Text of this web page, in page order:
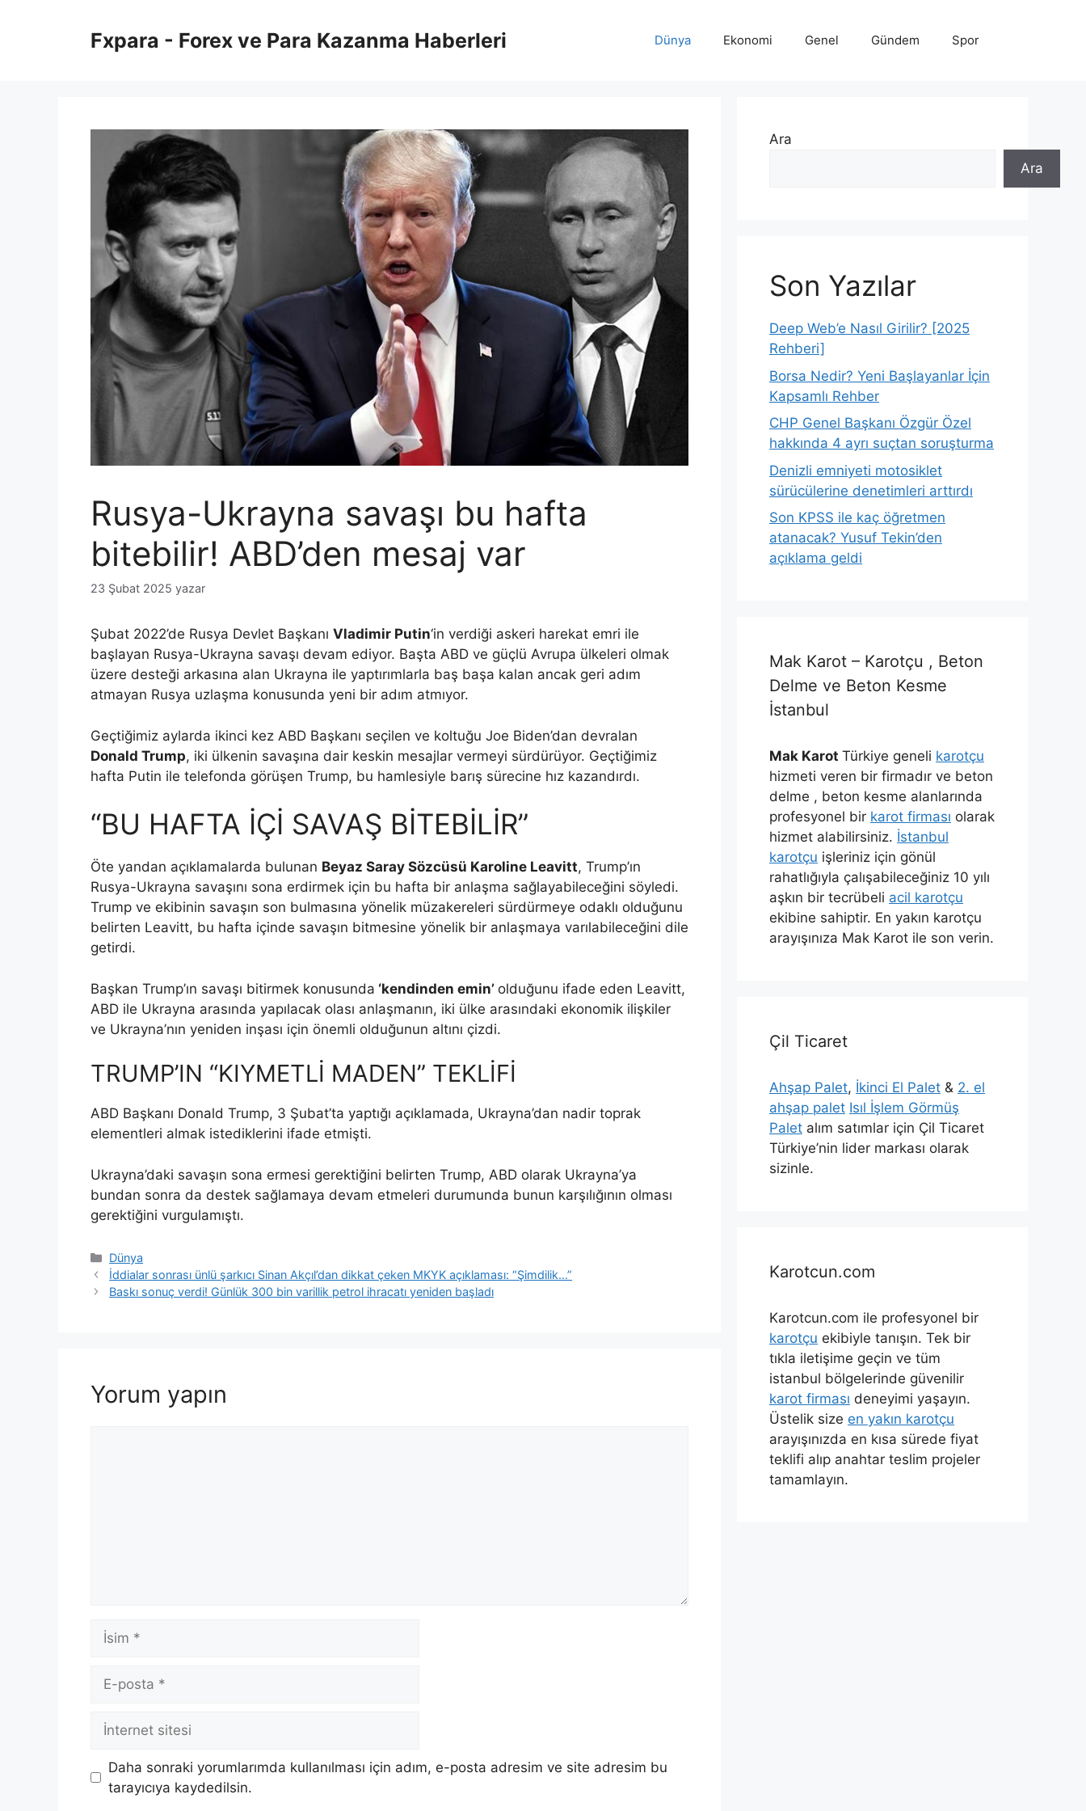
Fxpara - Forex ve Para Kazanma Haberleri Dünya Ekonomi Genel Gündem Spor
Rusya-Ukrayna savaşı bu hafta
bitebilir! ABD’den mesaj var
23 Şubat 2025 yazar
Şubat 2022’de Rusya Devlet Başkanı Vladimir Putin‘in verdiği askeri harekat emri ile
başlayan Rusya-Ukrayna savaşı devam ediyor. Başta ABD ve güçlü Avrupa ülkeleri olmak
üzere desteği arkasına alan Ukrayna ile yaptırımlarla baş başa kalan ancak geri adım
atmayan Rusya uzlaşma konusunda yeni bir adım atmıyor.
Geçtiğimiz aylarda ikinci kez ABD Başkanı seçilen ve koltuğu Joe Biden’dan devralan
Donald Trump, iki ülkenin savaşına dair keskin mesajlar vermeyi sürdürüyor. Geçtiğimiz
hafta Putin ile telefonda görüşen Trump, bu hamlesiyle barış sürecine hız kazandırdı.
“BU HAFTA İÇİ SAVAŞ BİTEBİLİR”
Öte yandan açıklamalarda bulunan Beyaz Saray Sözcüsü Karoline Leavitt, Trump’ın
Rusya-Ukrayna savaşını sona erdirmek için bu hafta bir anlaşma sağlayabileceğini söyledi.
Trump ve ekibinin savaşın son bulmasına yönelik müzakereleri sürdürmeye odaklı olduğunu
belirten Leavitt, bu hafta içinde savaşın bitmesine yönelik bir anlaşmaya varılabileceğini dile
getirdi.
Başkan Trump’ın savaşı bitirmek konusunda ‘kendinden emin’ olduğunu ifade eden Leavitt,
ABD ile Ukrayna arasında yapılacak olası anlaşmanın, iki ülke arasındaki ekonomik ilişkiler
ve Ukrayna’nın yeniden inşası için önemli olduğunun altını çizdi.
TRUMP’IN “KIYMETLİ MADEN” TEKLİFİ
ABD Başkanı Donald Trump, 3 Şubat’ta yaptığı açıklamada, Ukrayna’dan nadir toprak
elementleri almak istediklerini ifade etmişti.
Ukrayna’daki savaşın sona ermesi gerektiğini belirten Trump, ABD olarak Ukrayna’ya
bundan sonra da destek sağlamaya devam etmeleri durumunda bunun karşılığının olması
gerektiğini vurgulamıştı.
Kategoriler
Dünya
İddialar sonrası ünlü şarkıcı Sinan Akçıl’dan dikkat çeken MKYK açıklaması: “Şimdilik…”
Baskı sonuç verdi! Günlük 300 bin varillik petrol ihracatı yeniden başladı
Yorum yapın
İsim
posta
İnternet
sitesi
Daha sonraki yorumlarımda kullanılması için adım, e-posta adresim ve site adresim bu
tarayıcıya kaydedilsin.
Ara
Ara
Son Yazılar
Deep Web’e Nasıl Girilir? [2025
Rehberi]
Borsa Nedir? Yeni Başlayanlar İçin
Kapsamlı Rehber
CHP Genel Başkanı Özgür Özel
hakkında 4 ayrı suçtan soruşturma
Denizli emniyeti motosiklet
sürücülerine denetimleri arttırdı
Son KPSS ile kaç öğretmen
atanacak? Yusuf Tekin’den
açıklama geldi
Mak Karot – Karotçu , Beton
Delme ve Beton Kesme
İstanbul
Mak Karot Türkiye geneli karotçu
hizmeti veren bir firmadır ve beton
delme , beton kesme alanlarında
profesyonel bir karot firması olarak
hizmet alabilirsiniz. İstanbul
karotçu işleriniz için gönül
rahatlığıyla çalışabileceğiniz 10 yılı
aşkın bir tecrübeli acil karotçu
ekibine sahiptir. En yakın karotçu
arayışınıza Mak Karot ile son verin.
Çil Ticaret
Ahşap Palet, İkinci El Palet & 2. el
ahşap palet Isıl İşlem Görmüş
Palet alım satımlar için Çil Ticaret
Türkiye’nin lider markası olarak
sizinle.
Karotcun.com
Karotcun.com ile profesyonel bir
karotçu ekibiyle tanışın. Tek bir
tıkla iletişime geçin ve tüm
istanbul bölgelerinde güvenilir
karot firması deneyimi yaşayın.
Üstelik size en yakın karotçu
arayışınızda en kısa sürede fiyat
teklifi alıp anahtar teslim projeler
tamamlayın.